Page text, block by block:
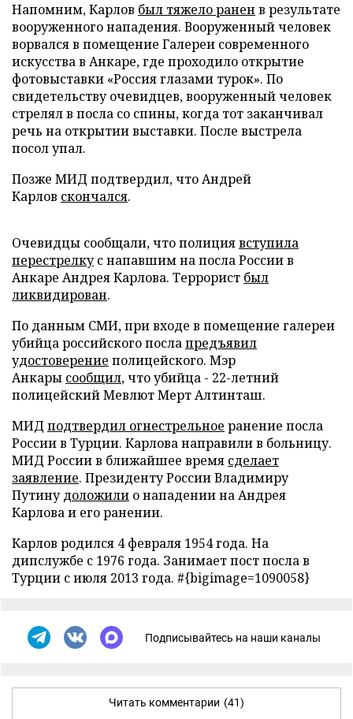
Напомним, Карлов был тяжело ранен в результате
вооруженного нападения. Вооруженный человек
ворвался в помещение Галереи современного
искусства в Анкаре, где проходило открытие
фотовыставки «Россия глазами турок». По
свидетельству очевидцев, вооруженный человек
стрелял в посла со спины, когда тот заканчивал
речь на открытии выставки. После выстрела
посол упал.
Позже МИД подтвердил, что Андрей
Карлов скончался.
Очевидцы сообщали, что полициявступила
перестрелкус напавшим на посла России в
Анкаре Андрея Карлова. Террорист был
ликвидирован.
По данным СМИ, при входе в помещение галереи
убийца российского послапредъявил
удостоверение полицейского. Мэр
Анкары сообщил, что убийца - 22-летний
полицейский Мевлют Мерт Алтинташ.
МИД подтвердил огнестрельное ранение посла
России в Турции. Карлова направили в больницу.
МИД России в ближайшее время сделает
заявление. Президенту России Владимиру
Путинудоложили о нападении на Андрея
Карлова и его ранении.
Карлов родился 4 февраля 1954 года. На
дипслужбе с 1976 года. Занимает пост посла в
Турции с июля 2013 года. #{bigimage=1090058}
Подписывайтесь на наши каналы
Читать комментарии (41)